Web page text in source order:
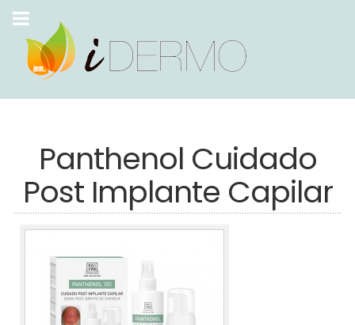
Panthenol Cuidado
Post Implante Capilar